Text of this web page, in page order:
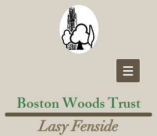
Boston Woods Trust
Lasy Fenside